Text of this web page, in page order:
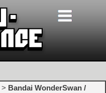
> Bandai WonderSwan /